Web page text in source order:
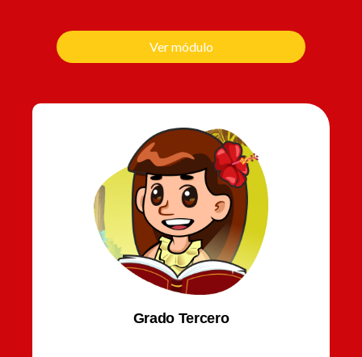
Grado Tercero
Ver módulo